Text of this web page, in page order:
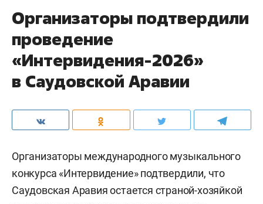
Организаторы подтвердили
проведение
«Интервидения-2026»
в Саудовской Аравии
Организаторы международного музыкального
конкурса «Интервидение» подтвердили, что
Саудовская Аравия остается страной-хозяйкой